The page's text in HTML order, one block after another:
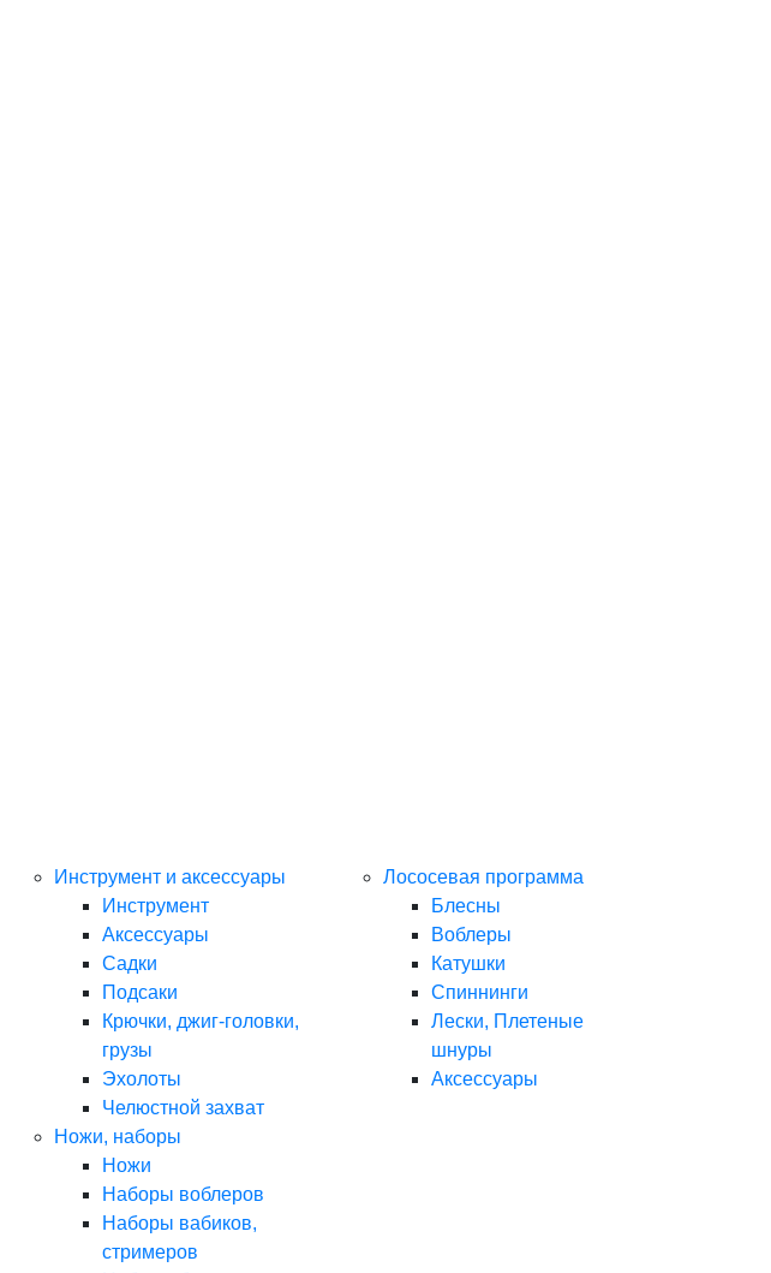
Инструмент и аксессуары
Инструмент
Аксессуары
Садки
Подсаки
Крючки, джиг-головки,
грузы
Эхолоты
Челюстной захват
Ножи, наборы
Ножи
Наборы воблеров
Наборы вабиков,
стримеров
Лососевая программа
Блесны
Воблеры
Катушки
Спиннинги
Лески, Плетеные
шнуры
Аксессуары